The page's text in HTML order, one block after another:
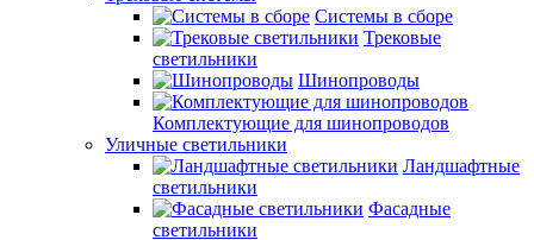
Системы в сборе
Трековые
светильники
Шинопроводы
Комплектующие для шинопроводов
Уличные светильники
Ландшафтные
светильники
Фасадные
светильники